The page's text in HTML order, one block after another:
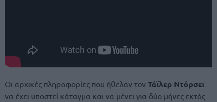
Οι αρχικές πληροφορίες που ήθελαν τον Τάϊλερ Ντόρσει
να έχει υποστεί κάταγμα και να μένει για δύο μήνες εκτός